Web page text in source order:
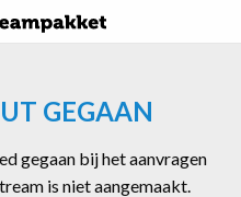
GEGAAN
gegaan bij het aanvragen
is niet aangemaakt.